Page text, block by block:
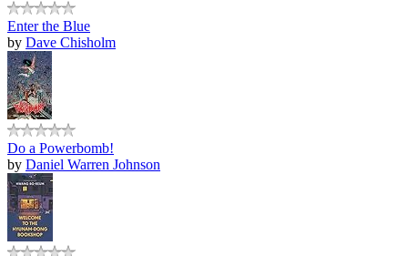
Enter the Blue
by Dave Chisholm
Do a Powerbomb!
by Daniel Warren Johnson